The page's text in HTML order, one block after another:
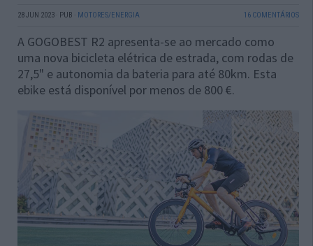
28 JUN 2023 · PUB · MOTORES/ENERGIA 16 COMENTÁRIOS
A GOGOBEST R2 apresenta-se ao mercado como
uma nova bicicleta elétrica de estrada, com rodas de
27,5" e autonomia da bateria para até 80km. Esta
ebike está disponível por menos de 800 €.